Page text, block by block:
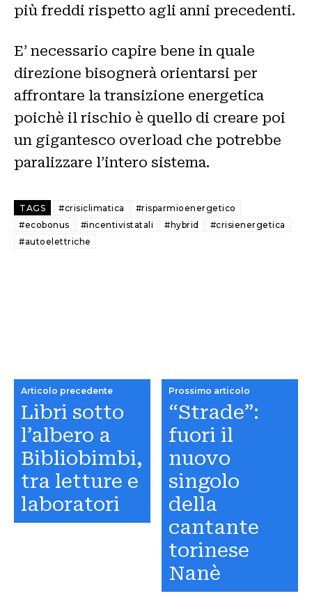
più freddi rispetto agli anni precedenti.
E’ necessario capire bene in quale
direzione bisognerà orientarsi per
affrontare la transizione energetica
poichè il rischio è quello di creare poi
un gigantesco overload che potrebbe
paralizzare l’intero sistema.
TAGS #crisiclimatica
#risparmioenergetico
#ecobonus
#incentivistatali #hybrid
#crisienergetica
#autoelettriche
Articolo precedente
Libri sotto
l’albero a
Bibliobimbi,
tra letture e
laboratori
Prossimo articolo
“Strade”:
fuori il
nuovo
singolo
della
cantante
torinese
Nanè